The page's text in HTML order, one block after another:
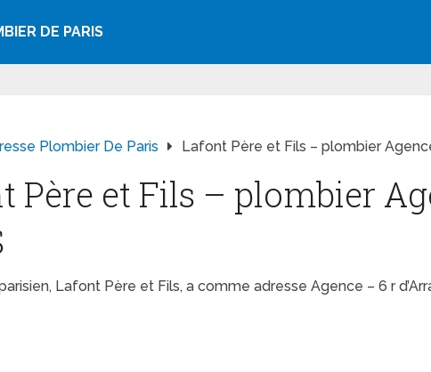
DE PARIS
Plombier De Paris Lafont Père et Fils – plombier
Père et Fils – plombier
Lafont Père et Fils, a comme adresse Agence – 6 r